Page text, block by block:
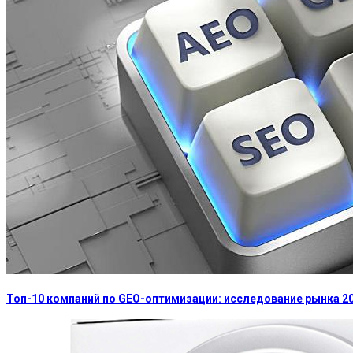
Топ-10 компаний по GEO-оптимизации: исследование рынка